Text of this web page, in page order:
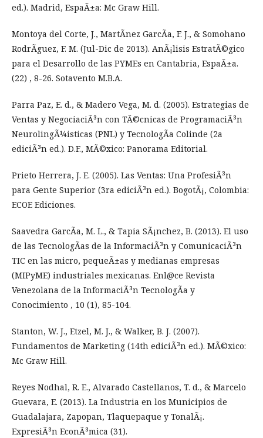
ed.). Madrid, EspaÃ±a: Mc Graw Hill.
Montoya del Corte, J., MartÃ­nez GarcÃ­a, F. J., & Somohano
RodrÃ­guez, F. M. (Jul-Dic de 2013). AnÃ¡lisis EstratÃ©gico
para el Desarrollo de las PYMEs en Cantabria, EspaÃ±a.
(22) , 8-26. Sotavento M.B.A.
Parra Paz, E. d., & Madero Vega, M. d. (2005). Estrategias de
Ventas y NegociaciÃ³n con TÃ©cnicas de ProgramaciÃ³n
NeurolingÃ¼isticas (PNL) y TecnologÃ­a Colinde (2a
ediciÃ³n ed.). D.F., MÃ©xico: Panorama Editorial.
Prieto Herrera, J. E. (2005). Las Ventas: Una ProfesiÃ³n
para Gente Superior (3ra ediciÃ³n ed.). BogotÃ¡, Colombia:
ECOE Ediciones.
Saavedra GarcÃ­a, M. L., & Tapia SÃ¡nchez, B. (2013). El uso
de las TecnologÃ­as de la InformaciÃ³n y ComunicaciÃ³n
TIC en las micro, pequeÃ±as y medianas empresas
(MIPyME) industriales mexicanas. Enl@ce Revista
Venezolana de la InformaciÃ³n TecnologÃ­a y
Conocimiento , 10 (1), 85-104.
Stanton, W. J., Etzel, M. J., & Walker, B. J. (2007).
Fundamentos de Marketing (14th ediciÃ³n ed.). MÃ©xico:
Mc Graw Hill.
Reyes Nodhal, R. E., Alvarado Castellanos, T. d., & Marcelo
Guevara, E. (2013). La Industria en los Municipios de
Guadalajara, Zapopan, Tlaquepaque y TonalÃ¡.
ExpresiÃ³n EconÃ³mica (31).